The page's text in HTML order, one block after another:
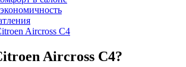
Aircross C4
Aircross C4?